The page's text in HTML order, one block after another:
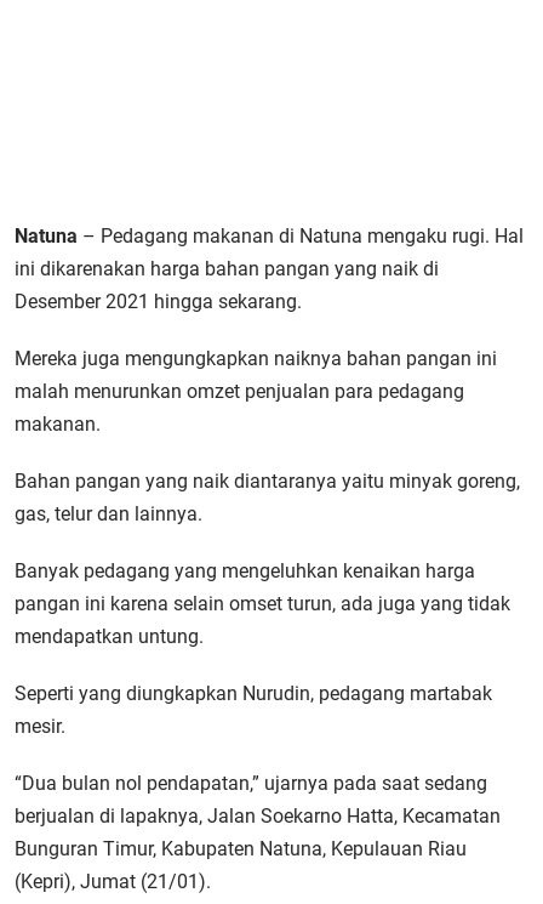
Natuna – Pedagang makanan di Natuna mengaku rugi. Hal
ini dikarenakan harga bahan pangan yang naik di
Desember 2021 hingga sekarang.
Mereka juga mengungkapkan naiknya bahan pangan ini
malah menurunkan omzet penjualan para pedagang
makanan.
Bahan pangan yang naik diantaranya yaitu minyak goreng,
gas, telur dan lainnya.
Banyak pedagang yang mengeluhkan kenaikan harga
pangan ini karena selain omset turun, ada juga yang tidak
mendapatkan untung.
Seperti yang diungkapkan Nurudin, pedagang martabak
mesir.
“Dua bulan nol pendapatan,” ujarnya pada saat sedang
berjualan di lapaknya, Jalan Soekarno Hatta, Kecamatan
Bunguran Timur, Kabupaten Natuna, Kepulauan Riau
(Kepri), Jumat (21/01).